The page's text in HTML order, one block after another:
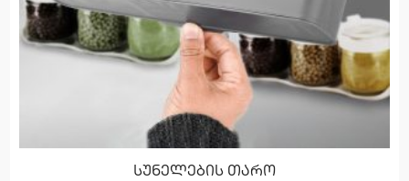
სუნელების თარო